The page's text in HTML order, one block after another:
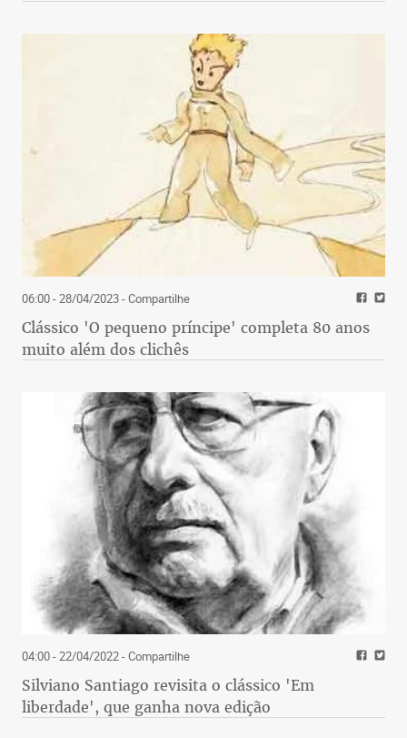
06:00 - 28/04/2023- Compartilhe
Clássico 'O pequeno príncipe' completa 80 anos
muito além dos clichês
04:00 - 22/04/2022- Compartilhe
Silviano Santiago revisita o clássico 'Em
liberdade', que ganha nova edição